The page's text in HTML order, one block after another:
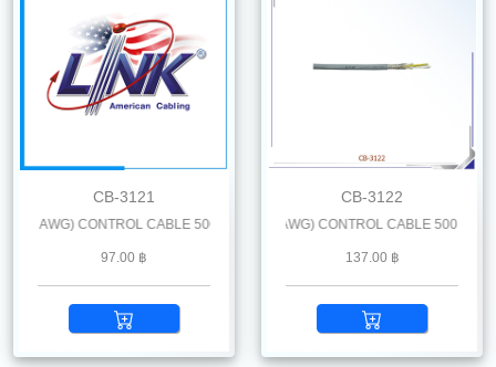
CB-3121
CONTROL CABLE 500* M. /Reel
97.00 ฿
CB-3122
LiYCY 12 x 0.5 mm2 (20 AWG) CONTROL CABLE 500 M. /Reel
137.00 ฿